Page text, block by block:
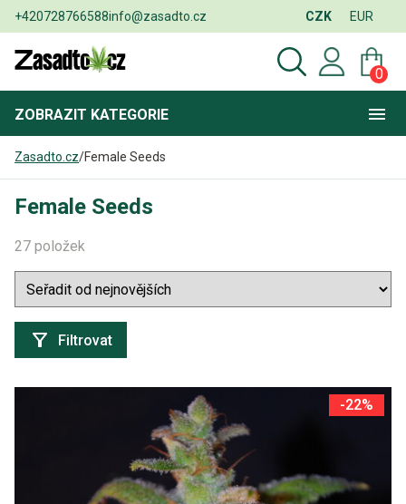
+420728766588info@zasadto.cz CZK EUR
0
ZOBRAZIT KATEGORIE
Zasadto.cz/Female Seeds
Female Seeds
27 položek
Filtrovat
-22%